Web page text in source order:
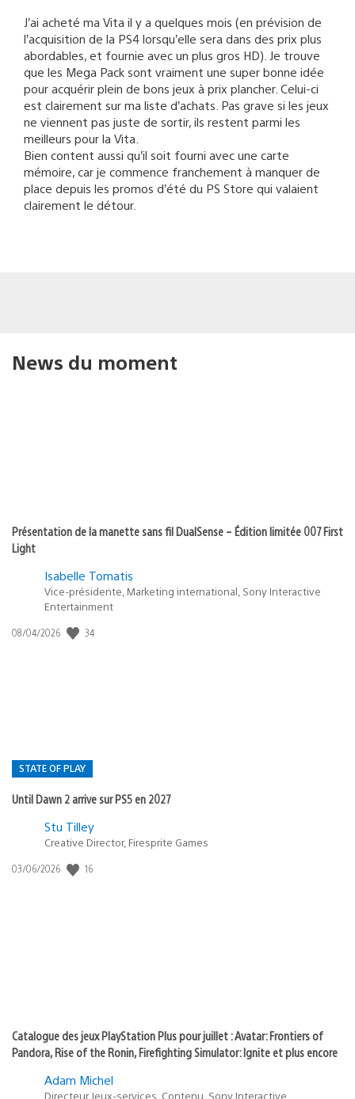
J’ai acheté ma Vita il y a quelques mois (en prévision de
l’acquisition de la PS4 lorsqu’elle sera dans des prix plus
abordables, et fournie avec un plus gros HD). Je trouve
que les Mega Pack sont vraiment une super bonne idée
pour acquérir plein de bons jeux à prix plancher. Celui-ci
est clairement sur ma liste d’achats. Pas grave si les jeux
ne viennent pas juste de sortir, ils restent parmi les
meilleurs pour la Vita.
Bien content aussi qu’il soit fourni avec une carte
mémoire, car je commence franchement à manquer de
place depuis les promos d’été du PS Store qui valaient
clairement le détour.
News du moment
Présentation de la manette sans fil DualSense – Édition limitée 007 First
Light
Isabelle Tomatis
Vice-présidente, Marketing international, Sony Interactive
Entertainment
Date
08/04/2026 34
STATE OF PLAY
Until Dawn 2 arrive sur PS5 en 2027
Postée
:
Stu Tilley
Creative Director, Firesprite Games
Date
03/06/2026 16
Catalogue des jeux PlayStation Plus pour juillet : Avatar: Frontiers of
Pandora, Rise of the Ronin, Firefighting Simulator: Ignite et plus encore
Adam Michel
Directeur Jeux-services, Contenu, Sony Interactive